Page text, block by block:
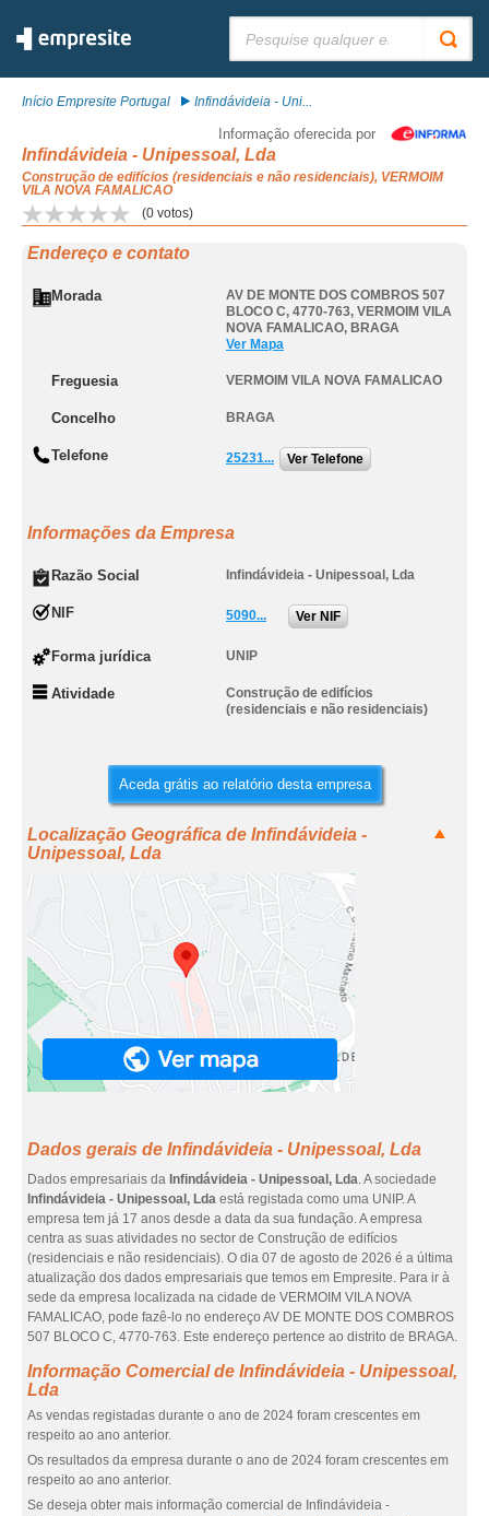
Início Empresite Portugal Infindávideia - Uni...
Informação oferecida por
Infindávideia - Unipessoal, Lda
Construção de edifícios (residenciais e não residenciais), VERMOIM
VILA NOVA FAMALICAO
(0 votos)
Endereço e contato
Morada
AV DE MONTE DOS COMBROS 507
BLOCO C, 4770-763, VERMOIM VILA
NOVA FAMALICAO, BRAGA
Ver Mapa
Freguesia VERMOIM VILA NOVA FAMALICAO
Concelho BRAGA
Telefone 25231... Ver Telefone
Informações da Empresa
Razão Social Infindávideia - Unipessoal, Lda
NIF 5090... Ver NIF
Forma jurídica UNIP
Atividade
Construção de edifícios
(residenciais e não residenciais)
Aceda grátis ao relatório desta empresa
Localização Geográfica de Infindávideia -
Unipessoal, Lda
Dados gerais de Infindávideia - Unipessoal, Lda
Dados empresariais da Infindávideia - Unipessoal, Lda. A sociedade
Infindávideia - Unipessoal, Lda está registada como uma UNIP. A
empresa tem já 17 anos desde a data da sua fundação. A empresa
centra as suas atividades no sector de Construção de edifícios
(residenciais e não residenciais). O dia 07 de agosto de 2026 é a última
atualização dos dados empresariais que temos em Empresite. Para ir à
sede da empresa localizada na cidade de VERMOIM VILA NOVA
FAMALICAO, pode fazê-lo no endereço AV DE MONTE DOS COMBROS
507 BLOCO C, 4770-763. Este endereço pertence ao distrito de BRAGA.
Informação Comercial de Infindávideia - Unipessoal,
Lda
As vendas registadas durante o ano de 2024 foram crescentes em
respeito ao ano anterior.
Os resultados da empresa durante o ano de 2024 foram crescentes em
respeito ao ano anterior.
Se deseja obter mais informação comercial de Infindávideia -